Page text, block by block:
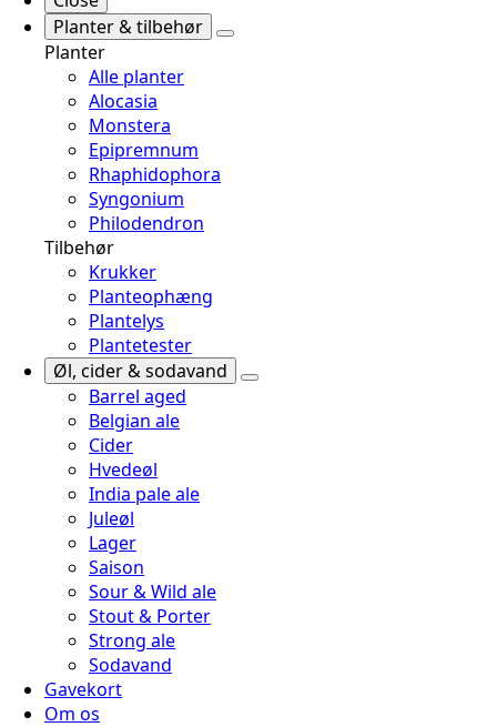
Planter & tilbehør
Planter
Alle planter
Alocasia
Monstera
Epipremnum
Rhaphidophora
Syngonium
Philodendron
Tilbehør
Krukker
Planteophæng
Plantelys
Plantetester
Øl, cider & sodavand
Barrel aged
Belgian ale
Cider
Hvedeøl
India pale ale
Juleøl
Lager
Saison
Sour & Wild ale
Stout & Porter
Strong ale
Sodavand
Gavekort
Om os